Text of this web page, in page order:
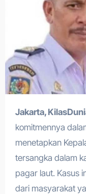
Jakarta,
komitmennya
menetapkan
tersangka dalam
pagar laut. Kasus
dari masyarakat